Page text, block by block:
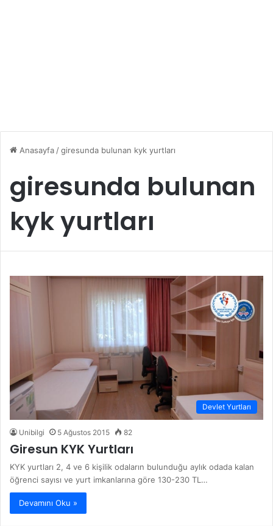
Anasayfa /giresunda bulunan kyk yurtları
giresunda bulunan
kyk yurtları
Devlet Yurtları
Unibilgi 5 Ağustos 2015 82
Giresun KYK Yurtları
KYK yurtları 2, 4 ve 6 kişilik odaların bulunduğu aylık odada kalan
öğrenci sayısı ve yurt imkanlarına göre 130-230 TL…
Devamını Oku »